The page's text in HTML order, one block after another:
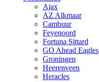
Ajax
AZ Alkmaar
Cambuur
Feyenoord
Fortuna Sittard
GO Ahead Eagles
Groningen
Heerenveen
Heracles